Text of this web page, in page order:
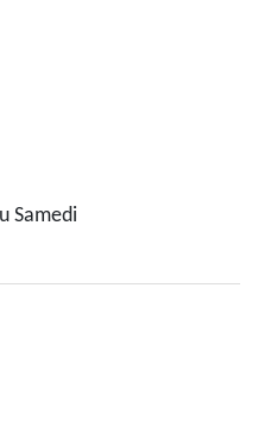
Samedi